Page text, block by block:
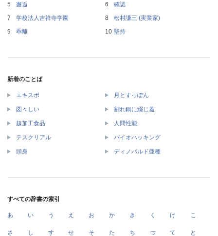
邂逅
確認
学校法人吉祥寺学園
松村謙三 (実業家)
乖離
堅持
新着のことば
エキスポ 月とすっぽん
図々しい 割れ鍋に綴じ蓋
超加工食品 人間性能
テスクリアル バイオハッキング
頭身 ディノバルド亜種
すべての辞書の索引
あ い う え お か き く け こ
さ し す せ そ た ち つ て と